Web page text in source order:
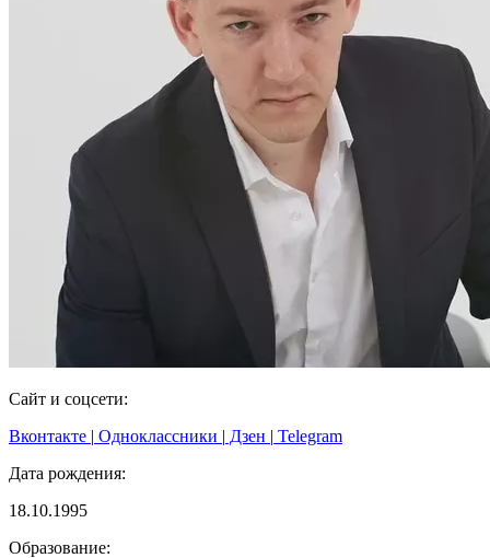
Сайт и соцсети:
Вконтакте | Одноклассники | Дзен | Telegram
Дата рождения:
18.10.1995
Образование: